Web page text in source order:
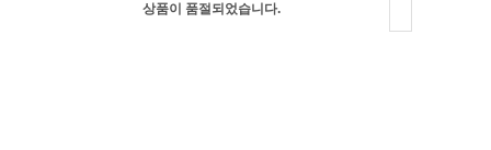
상품이 품절되었습니다.